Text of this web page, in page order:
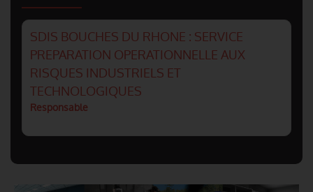
SDIS BOUCHES DU RHONE : SERVICE
PREPARATION OPERATIONNELLE AUX
RISQUES INDUSTRIELS ET
TECHNOLOGIQUES
Responsable